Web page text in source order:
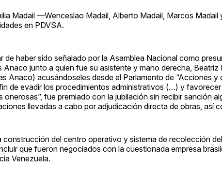
Madail —Wenceslao Madail, Alberto Madail, Marcos
en PDVSA.
de haber sido señalado por la Asamblea Nacional como
Anaco junto a quien fue su asistente y mano derecha,
Anaco) acusándoseles desde el Parlamento de “Acciones y
de evadir los procedimientos administrativos (…) y
fue premiado con la jubilación sin recibir sanción
llevadas a cabo por adjudicación directa de obras, así
construcción del centro operativo y sistema de recolección
que fueron negociados con la cuestionada empresa
Venezuela.